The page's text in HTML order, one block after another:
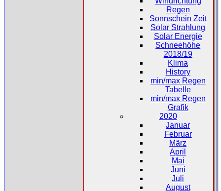
Regen
Sonnschein Zeit
Solar Strahlung
Solar Energie
Schneehöhe
2018/19
Klima
History
min/max Regen
Tabelle
min/max Regen
Grafik
2020
Januar
Februar
März
April
Mai
Juni
Juli
August